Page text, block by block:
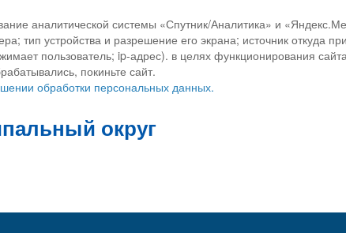
аналитической системы «Спутник/Аналитика» и
тип устройства и разрешение его экрана; источник откуда
пользователь; ip-адрес). в целях функционирования
покиньте сайт.
обработки персональных данных.